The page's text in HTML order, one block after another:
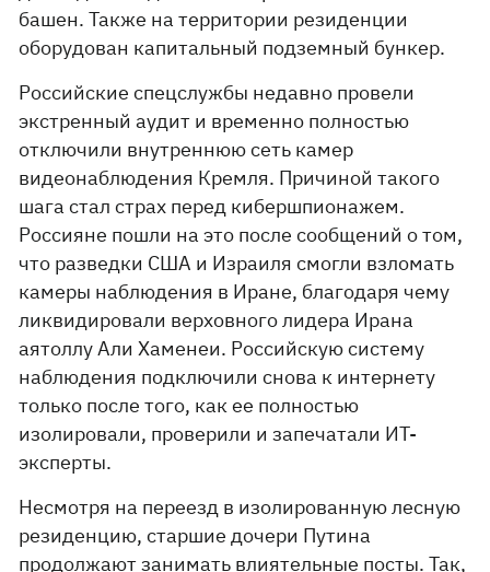
башен. Также на территории резиденции
оборудован капитальный подземный бункер.
Российские спецслужбы недавно провели
экстренный аудит и временно полностью
отключили внутреннюю сеть камер
видеонаблюдения Кремля. Причиной такого
шага стал страх перед кибершпионажем.
Россияне пошли на это после сообщений о том,
что разведки США и Израиля смогли взломать
камеры наблюдения в Иране, благодаря чему
ликвидировали верховного лидера Ирана
аятоллу Али Хаменеи. Российскую систему
наблюдения подключили снова к интернету
только после того, как ее полностью
изолировали, проверили и запечатали ИТ-
эксперты.
Несмотря на переезд в изолированную лесную
резиденцию, старшие дочери Путина
продолжают занимать влиятельные посты. Так,